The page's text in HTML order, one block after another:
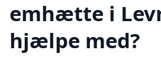
emhætte i
hjælpe med?